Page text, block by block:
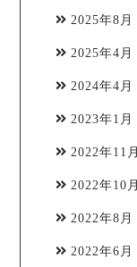
2025年8月
2025年4月
2024年4月
2023年1月
2022年11月
2022年10月
2022年8月
2022年6月